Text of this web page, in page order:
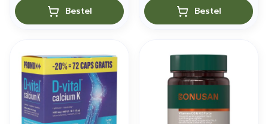
Bestel Bestel